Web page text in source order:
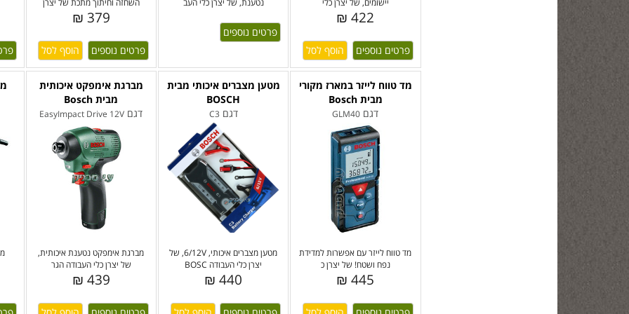
השחזה וחיתוך מתכת של יצרן
379 ₪
פרטים נוספים
נטענת, של יצרן כלי העב
פרטים נוספים
יישומים, של יצרן כלי
422 ₪
פרטים נוספים
מברגת אימפקט איכותית
מבית Bosch
דגם EasyImpact Drive 12V
מברגת אימפקט נטענת איכותית,
של יצרן כלי העבודה הגר
439 ₪
מטען מצברים איכותי מבית
BOSCH
דגם C3
מטען מצברים איכותי, 6/12V, של
יצרן כלי העבודה BOSC
440 ₪
מד טווח לייזר במארז מקורי
מבית Bosch
דגם GLM40
מד טווח לייזר עם אפשרות למדידת
נפח ושטח! של יצרן כ
445 ₪